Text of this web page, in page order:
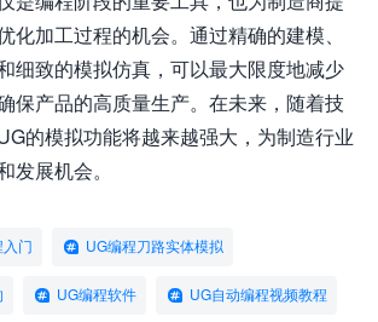
化加工过程的机会。通过精确的建模、
细致的模拟仿真，可以最大限度地减少
保产品的高质量生产。在未来，随着技
的模拟功能将越来越强大，为制造行业
发展机会。
门 UG编程刀路实体模拟
UG编程软件 UG自动编程视频教程